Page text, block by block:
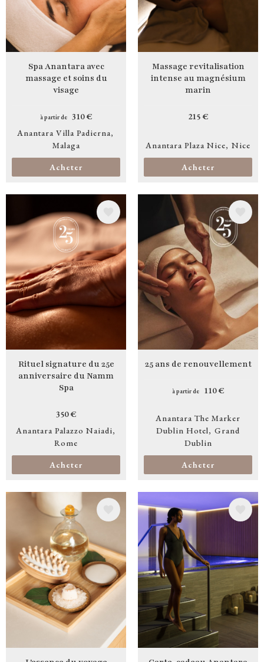
Spa Anantara avec
massage et soins du
visage
à partir de
310 €
Anantara Villa Padierna
Malaga
Acheter
Massage revitalisation
intense au magnésium
marin
215 €
Anantara Plaza Nice Nice
Acheter
Image
Rituel signature du 25e
anniversaire du Namm
Spa
350 €
Anantara Palazzo Naiadi
Rome
Acheter
Image
25 ans de renouvellement
à partir de 110 €
Anantara The Marker
Dublin Hotel
Grand
Dublin
Acheter
Image Image